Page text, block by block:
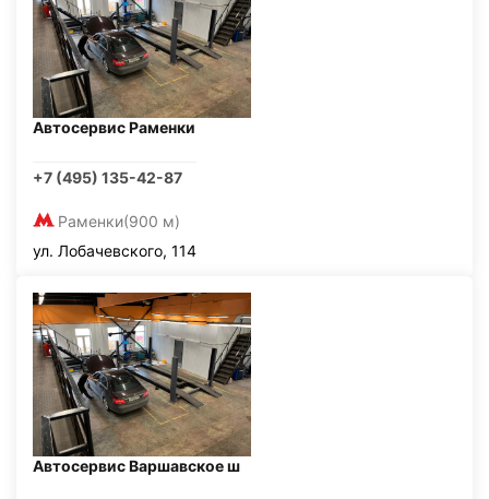
Автосервис Раменки
+7 (495) 135-42-87
Раменки(900 м)
ул. Лобачевского, 114
Автосервис Варшавское ш